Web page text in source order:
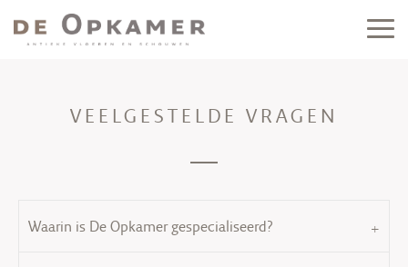
VEELGESTELDE VRAGEN
Waarin is De Opkamer gespecialiseerd?